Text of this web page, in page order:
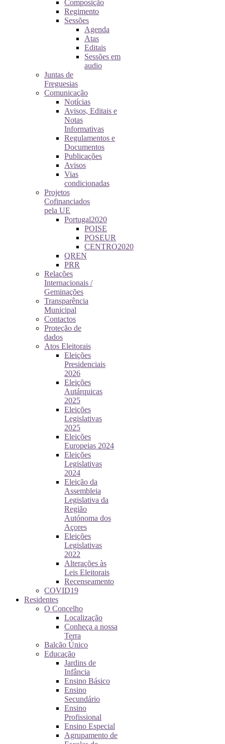
Composição
Regimento
Sessões
Agenda
Atas
Editais
Sessões em
audio
Juntas de
Freguesias
Comunicação
Notícias
Avisos, Editais e
Notas
Informativas
Regulamentos e
Documentos
Publicações
Avisos
Vias
condicionadas
Projetos
Cofinanciados
pela UE
Portugal2020
POISE
POSEUR
CENTRO2020
QREN
PRR
Relações
Internacionais /
Geminações
Transparência
Municipal
Contactos
Proteção de
dados
Atos Eleitorais
Eleições
Presidenciais
2026
Eleições
Autárquicas
2025
Eleições
Legislativas
2025
Eleições
Europeias 2024
Eleições
Legislativas
2024
Eleição da
Assembleia
Legislativa da
Região
Autónoma dos
Açores
Eleições
Legislativas
2022
Alterações às
Leis Eleitorais
Recenseamento
COVID19
Residentes
O Concelho
Localização
Conheça a nossa
Terra
Balcão Único
Educação
Jardins de
Infância
Ensino Básico
Ensino
Secundário
Ensino
Profissional
Ensino Especial
Agrupamento de